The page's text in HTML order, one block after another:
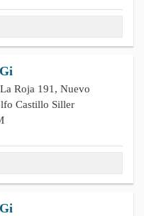
Roja 191, Nuevo
Castillo Siller